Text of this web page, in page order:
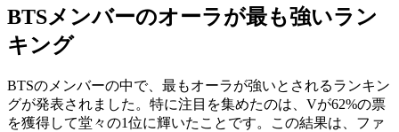
BTSメンバーのオーラが最も強いラン
キング
BTSのメンバーの中で、最もオーラが強いとされるランキン
グが発表されました。特に注目を集めたのは、Vが62%の票
を獲得して堂々の1位に輝いたことです。この結果は、ファ